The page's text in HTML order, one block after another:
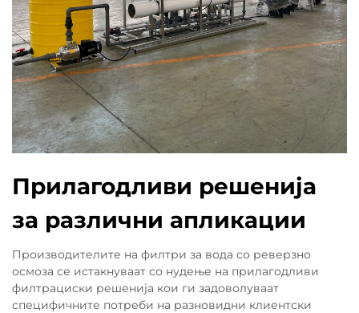
Прилагодливи решенија
за различни апликации
Производителите на филтри за вода со реверзно
осмоза се истакнуваат со нудење на прилагодливи
филтрациски решенија кои ги задоволуваат
специфичните потреби на разновидни клиентски